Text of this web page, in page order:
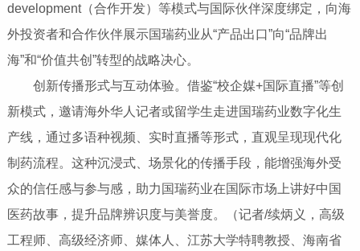
development（合作开发）等模式与国际伙伴深度绑定，向海
外投资者和合作伙伴展示国瑞药业从“产品出口”向“品牌出
海”和“价值共创”转型的战略决心。
创新传播形式与互动体验‌。借鉴“校企媒+国际直播”等创
新模式，邀请海外华人记者或留学生走进国瑞药业数字化生
产线，通过多语种视频、实时直播等形式，直观呈现现代化
制药流程。这种沉浸式、场景化的传播手段，能增强海外受
众的信任感与参与感，助力国瑞药业在国际市场上讲好中国
医药故事，提升品牌辨识度与美誉度。（记者/续炳义，高级
工程师、高级经济师、媒体人、江苏大学特聘教授、海南省